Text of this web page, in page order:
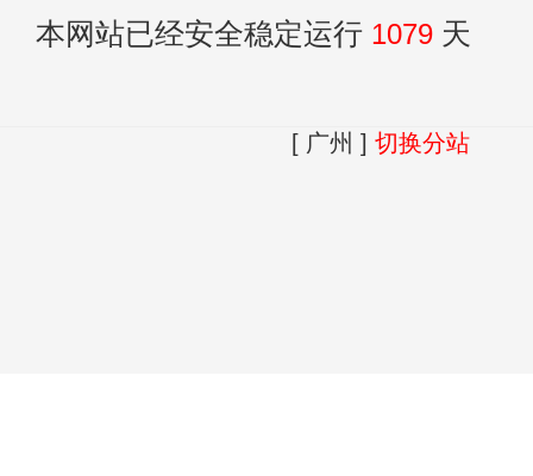
本网站已经安全稳定运行 1079 天
[ 广州 ] 切换分站